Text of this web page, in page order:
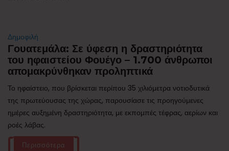
Δημοφιλή
Γουατεμάλα: Σε ύφεση η δραστηριότητα
του ηφαιστείου Φουέγο – 1.700 άνθρωποι
απομακρύνθηκαν προληπτικά
Το ηφαίστειο, που βρίσκεται περίπου 35 χιλιόμετρα νοτιοδυτικά
της πρωτεύουσας της χώρας, παρουσίασε τις προηγούμενες
ημέρες αυξημένη δραστηριότητα, με εκπομπές τέφρας, αερίων και
ροές λάβας.
Περισσότερα